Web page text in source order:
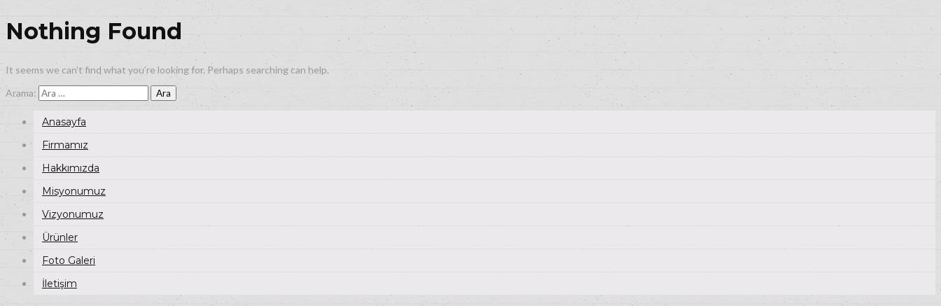
Nothing Found
It seems we can’t find what you’re looking for. Perhaps searching can help.
Arama:
Anasayfa
Firmamız
Hakkımızda
Misyonumuz
Vizyonumuz
Ürünler
Foto Galeri
İletişim